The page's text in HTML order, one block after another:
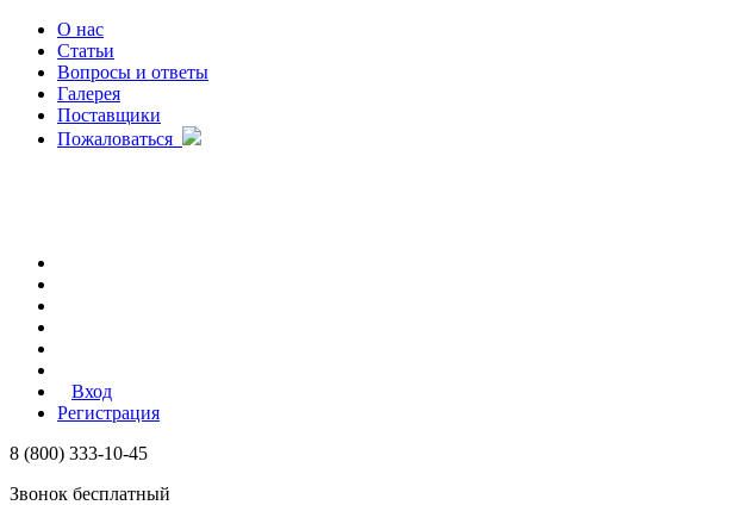
О нас
Статьи
Вопросы и ответы
Галерея
Поставщики
Пожаловаться
Вход
Регистрация
8 (800) 333-10-45
Звонок бесплатный